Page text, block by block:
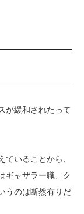
が緩和されたって
いることから、
ギャザラー職、ク
うのは断然有りだ